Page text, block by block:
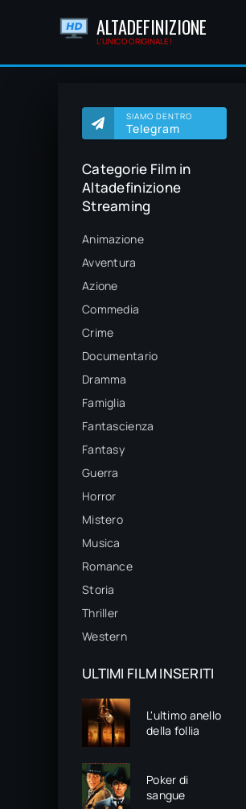
ALTADEFINIZIONE
L'UNICO ORIGINALE!
SIAMO DENTRO
Telegram
Categorie Film in
Altadefinizione
Streaming
Animazione
Avventura
Azione
Commedia
Crime
Documentario
Dramma
Famiglia
Fantascienza
Fantasy
Guerra
Horror
Mistero
Musica
Romance
Storia
Thriller
Western
ULTIMI FILM INSERITI
L'ultimo anello
della follia
Poker di
sangue